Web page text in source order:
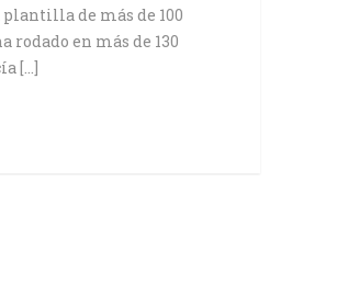
de más de 100
rodado en más de 130
[…]